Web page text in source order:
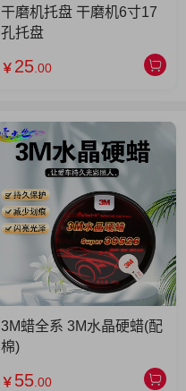
干磨机托盘 干磨机6寸17
孔托盘
￥ 25 .00
3M蜡全系 3M水晶硬蜡(配
棉)
￥ 55 .00